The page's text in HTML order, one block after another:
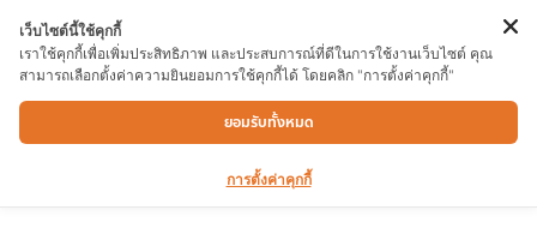
คีมปากเเหลม UNIOR 476BI 6 1/4 ที่ปากคีม ที่
ปากคีมชุปแข็ง เเบบ INDUCTION
เว็บไซต์นี้ใช้คุกกี้
เราใช้คุกกี้เพื่อเพิ่มประสิทธิภาพ และประสบการณ์ที่ดีในการใช้งานเว็บไซต์ คุณ
สามารถเลือกตั้งค่าความยินยอมการใช้คุกกี้ได้ โดยคลิก "การตั้งค่าคุกกี้"
ยอมรับทั้งหมด
การตั้งค่าคุกกี้